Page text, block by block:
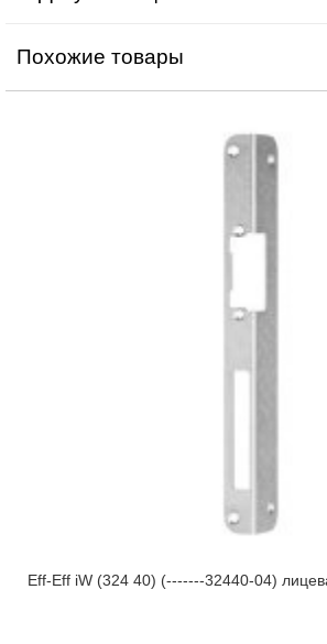
Похожие товары
Eff-Eff iW (324 40) (-------32440-04)